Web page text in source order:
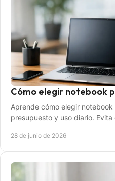
Cómo elegir notebook
Aprende cómo elegir
presupuesto y uso diario.
28 de junio de 2026